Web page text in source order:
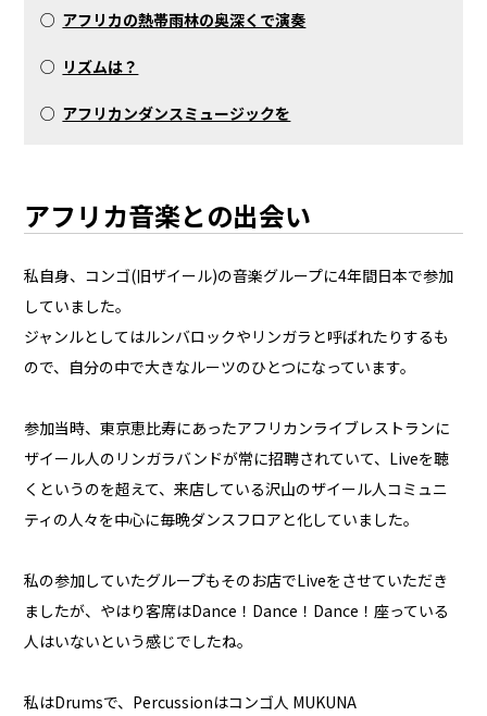
○ アフリカの熱帯雨林の奥深くで演奏
○ リズムは？
○ アフリカンダンスミュージックを
アフリカ音楽との出会い
私自身、コンゴ(旧ザイール)の音楽グループに4年間日本で参加
していました。
ジャンルとしてはルンバロックやリンガラと呼ばれたりするも
ので、自分の中で大きなルーツのひとつになっています。
参加当時、東京恵比寿にあったアフリカンライブレストランに
ザイール人のリンガラバンドが常に招聘されていて、Liveを聴
くというのを超えて、来店している沢山のザイール人コミュニ
ティの人々を中心に毎晩ダンスフロアと化していました。
私の参加していたグループもそのお店でLiveをさせていただき
ましたが、やはり客席はDance！Dance！Dance！座っている
人はいないという感じでしたね。
私はDrumsで、Percussionはコンゴ人 MUKUNA